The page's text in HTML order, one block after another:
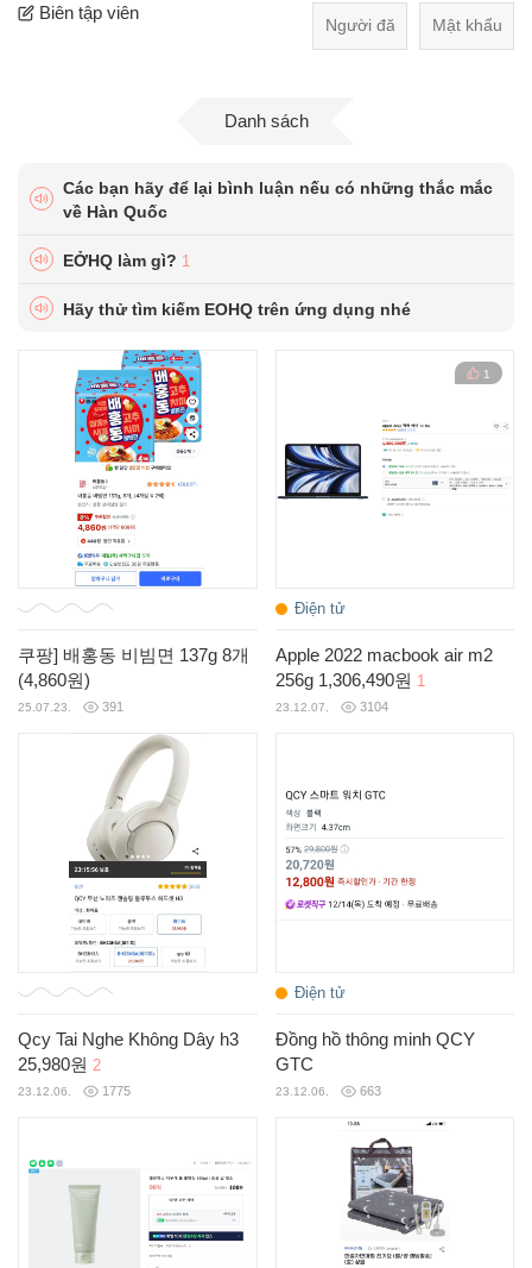
Biên tập viên
Danh sách
Các bạn hãy để lại bình luận nếu có những thắc mắc
về Hàn Quốc
EỞHQ làm gì? 1
Hãy thử tìm kiếm EOHQ trên ứng dụng nhé
쿠팡] 배홍동 비빔면 137g 8개
(4,860원)
25.07.23. 391
1
Điện tử
Apple 2022 macbook air m2
256g 1,306,490원 1
23.12.07. 3104
Qcy Tai Nghe Không Dây h3
25,980원 2
23.12.06. 1775
Điện tử
Đồng hồ thông minh QCY
GTC
23.12.06. 663